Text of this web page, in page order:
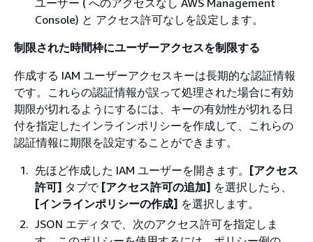
Console) と アクセス許可なしを設定します。
制限された時間枠にユーザーアクセスを制限する
作成する IAM ユーザーアクセスキーは長期的な認証情報
です。これらの認証情報が誤って処理された場合に有効
期限が切れるようにするには、キーの有効性が切れる日
付を指定したインラインポリシーを作成して、これらの
認証情報に期限を設定することができます。
先ほど作成した IAM ユーザーを開きます。 [アクセス
許可] タブで [アクセス許可の追加] を選択したら、
[インラインポリシーの作成] を選択します。
JSON エディタで、次のアクセス許可を指定しま